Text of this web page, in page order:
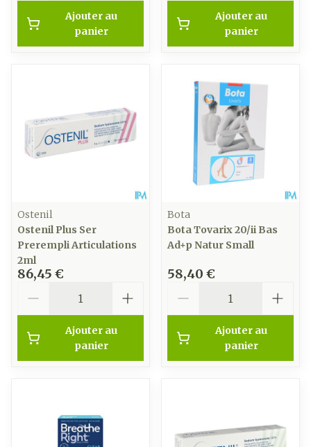
Ajouter au
panier
Ajouter au
panier
Ostenil
Ostenil Plus Ser
Prerempli Articulations
2ml
86,45 €
Ajouter au
panier
Bota
Bota Tovarix 20/ii Bas
Ad+p Natur Small
58,40 €
Ajouter au
panier